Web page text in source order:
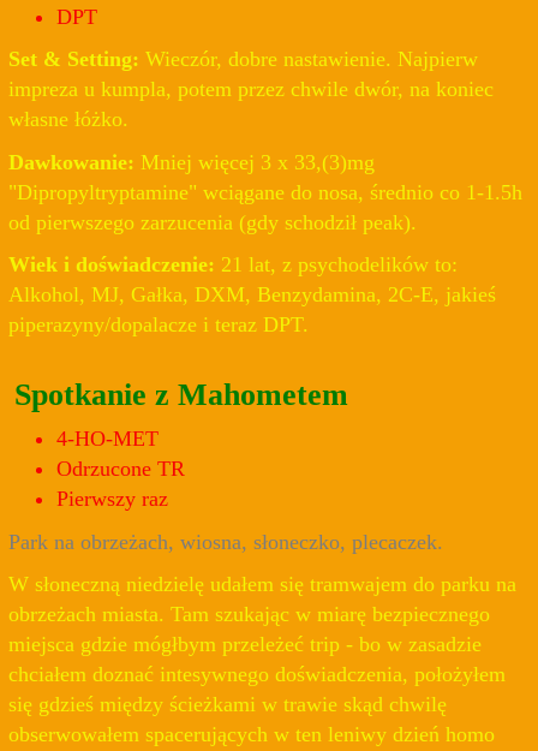
DPT
Set & Setting: Wieczór, dobre nastawienie. Najpierw
impreza u kumpla, potem przez chwile dwór, na koniec
własne łóżko.
Dawkowanie: Mniej więcej 3 x 33,(3)mg
"Dipropyltryptamine" wciągane do nosa, średnio co 1-1.5h
od pierwszego zarzucenia (gdy schodził peak).
Wiek i doświadczenie: 21 lat, z psychodelików to:
Alkohol, MJ, Gałka, DXM, Benzydamina, 2C-E, jakieś
piperazyny/dopalacze i teraz DPT.
Spotkanie z Mahometem
4-HO-MET
Odrzucone TR
Pierwszy raz
Park na obrzeżach, wiosna, słoneczko, plecaczek.
W słoneczną niedzielę udałem się tramwajem do parku na
obrzeżach miasta. Tam szukając w miarę bezpiecznego
miejsca gdzie mógłbym przeleżeć trip - bo w zasadzie
chciałem doznać intesywnego doświadczenia, położyłem
się gdzieś między ścieżkami w trawie skąd chwilę
obserwowałem spacerujących w ten leniwy dzień homo